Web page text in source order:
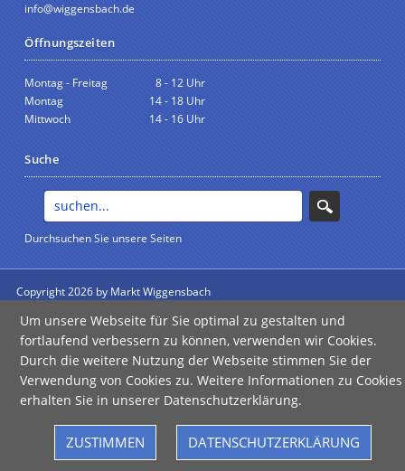
info@wiggensbach.de
Öffnungszeiten
Montag - Freitag
8 - 12 Uhr
Montag
14 - 18 Uhr
Mittwoch
14 - 16 Uhr
Suche
Durchsuchen Sie unsere Seiten
Copyright 2026 by Markt Wiggensbach
Impressum
| Datenschutz | Barrierefreiheit
Um unsere Webseite für Sie optimal zu gestalten und
fortlaufend verbessern zu können, verwenden wir Cookies.
Durch die weitere Nutzung der Webseite stimmen Sie der
Verwendung von Cookies zu. Weitere Informationen zu Cookies
erhalten Sie in unserer Datenschutzerklärung.
ZUSTIMMEN DATENSCHUTZERKLÄRUNG
Failed to load assistant data
Refresh Page